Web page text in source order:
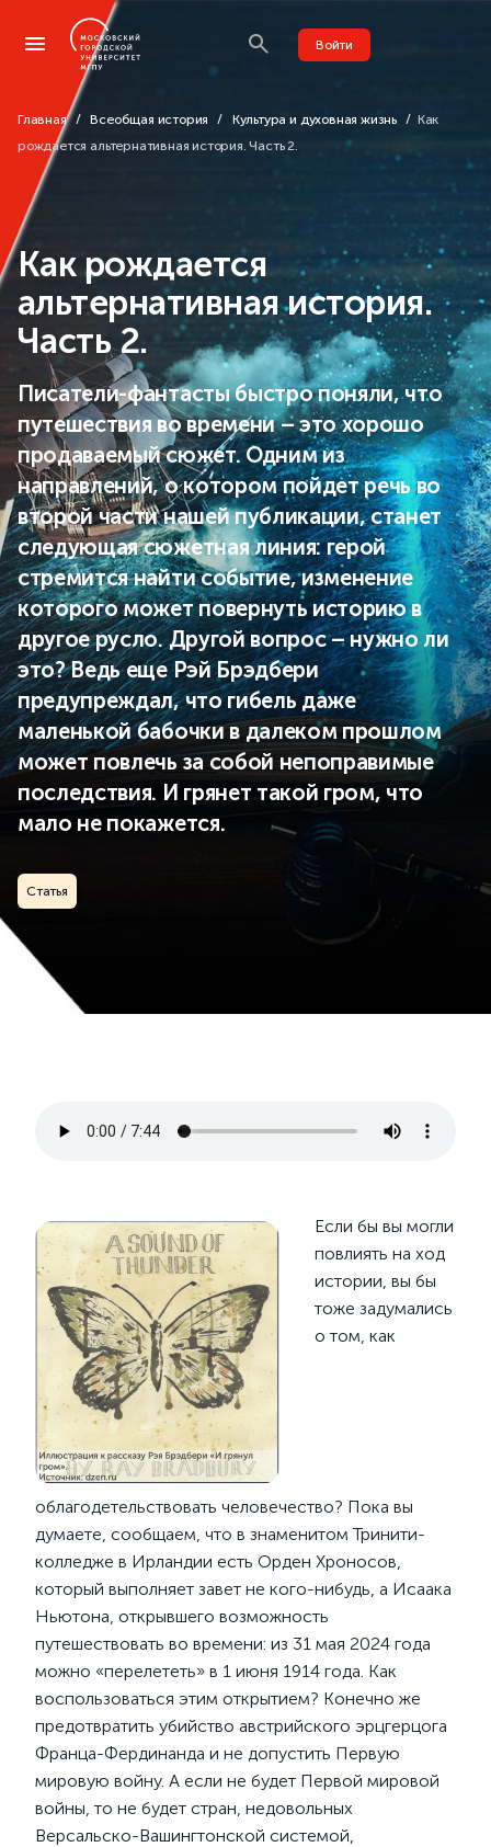
Войти
Главная Всеобщая история Культура и духовная жизнь
Как
рождается альтернативная история. Часть 2.
Как рождается
альтернативная история.
Часть 2.
Писатели-фантасты быстро поняли, что
путешествия во времени – это хорошо
продаваемый сюжет. Одним из
направлений, о котором пойдет речь во
второй части нашей публикации, станет
следующая сюжетная линия: герой
стремится найти событие, изменение
которого может повернуть историю в
другое русло. Другой вопрос – нужно ли
это? Ведь еще Рэй Брэдбери
предупреждал, что гибель даже
маленькой бабочки в далеком прошлом
может повлечь за собой непоправимые
последствия. И грянет такой гром, что
мало не покажется.
Статья
Если бы вы могли
повлиять на ход
истории, вы бы
тоже задумались
о том, как
облагодетельствовать человечество? Пока вы
думаете, сообщаем, что в знаменитом Тринити-
колледже в Ирландии есть Орден Хроносов,
который выполняет завет не кого-нибудь, а Исаака
Ньютона, открывшего возможность
путешествовать во времени: из 31 мая 2024 года
можно «перелететь» в 1 июня 1914 года. Как
воспользоваться этим открытием? Конечно же
предотвратить убийство австрийского эрцгерцога
Франца-Фердинанда и не допустить Первую
мировую войну. А если не будет Первой мировой
войны, то не будет стран, недовольных
Версальско-Вашингтонской системой,